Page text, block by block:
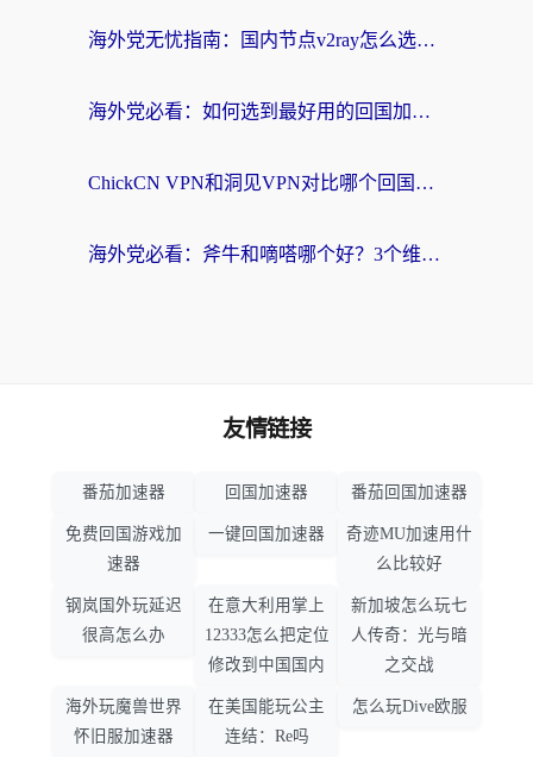
海外党无忧指南：国内节点v2ray怎么选？一键回国VPN+多场景实测帮你避坑
海外党必看：如何选到最好用的回国加速器？从节点到售后的全维度指南
ChickCN VPN和洞见VPN对比哪个回国效果更好？海外党亲测3款加速器+避坑指南
海外党必看：斧牛和嘀嗒哪个好？3个维度教你选对回国加速器
友情链接
番茄加速器 回国加速器 番茄回国加速器
免费回国游戏加
速器
一键回国加速器
奇迹MU加速用什
么比较好
钢岚国外玩延迟
很高怎么办
在意大利用掌上
12333怎么把定位
修改到中国国内
新加坡怎么玩七
人传奇：光与暗
之交战
海外玩魔兽世界
怀旧服加速器
在美国能玩公主
连结：Re吗
怎么玩Dive欧服